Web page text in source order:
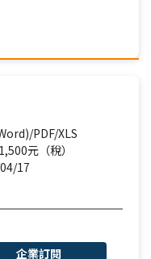
PDF/XLS
元（稅）
17
企業訂閱